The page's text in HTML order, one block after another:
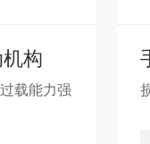
构
载能力强